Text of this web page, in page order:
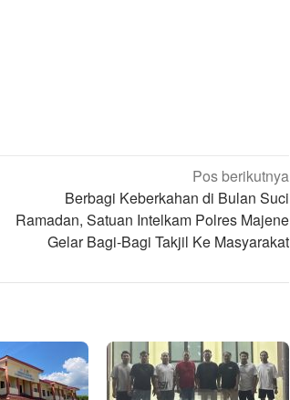
Pos berikutnya
Berbagi Keberkahan di Bulan Suci
Ramadan, Satuan Intelkam Polres Majene
Gelar Bagi-Bagi Takjil Ke Masyarakat